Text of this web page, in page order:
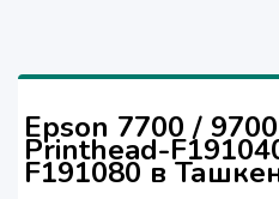
Epson 7700 /
Printhead-
F191080 в